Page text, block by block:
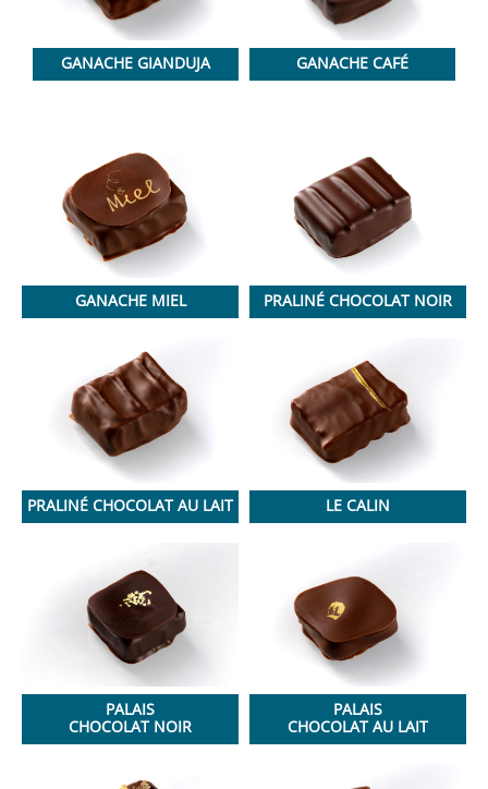
GANACHE GIANDUJA GANACHE CAFÉ
GANACHE MIEL PRALINÉ CHOCOLAT NOIR
PRALINÉ CHOCOLAT AU LAIT LE CALIN
PALAIS
CHOCOLAT NOIR
PALAIS
CHOCOLAT AU LAIT